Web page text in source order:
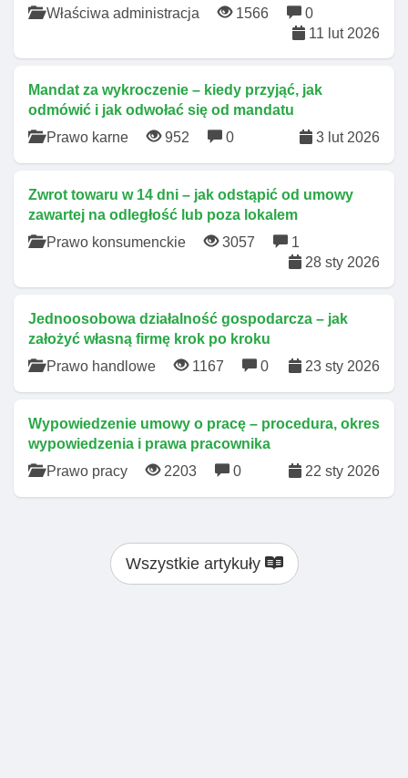
Właściwa administracja
1566
0
11 lut 2026
Mandat za wykroczenie – kiedy przyjąć, jak
odmówić i jak odwołać się od mandatu
Prawo karne
952 0 3 lut 2026
Zwrot towaru w 14 dni – jak odstąpić od umowy
zawartej na odległość lub poza lokalem
Prawo konsumenckie
3057
1
28 sty 2026
Jednoosobowa działalność gospodarcza – jak
założyć własną firmę krok po kroku
Prawo handlowe
1167 0 23 sty 2026
Wypowiedzenie umowy o pracę – procedura, okres
wypowiedzenia i prawa pracownika
Prawo pracy
2203 0 22 sty 2026
Wszystkie artykuły